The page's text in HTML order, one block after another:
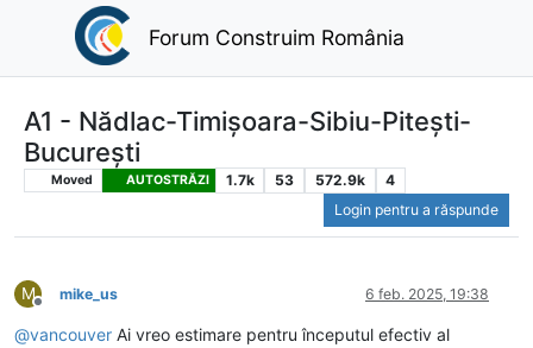
Forum Construim România
A1 - Nădlac-Timișoara-Sibiu-Pitești-
București
Moved AUTOSTRĂZI 1.7k 53 572.9k
4
Login pentru a răspunde
M
Deconectat
mike_us 6 feb. 2025, 19:38
@vancouver Ai vreo estimare pentru începutul efectiv al